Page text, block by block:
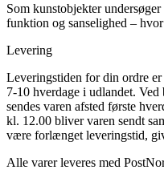
Som kunstobjekter
funktion og sanselighed –
Levering
Leveringstiden for din ordre
7-10 hverdage i udlandet.
sendes varen afsted første
kl. 12.00 bliver varen sendt
være forlænget leveringstid,
Alle varer leveres med